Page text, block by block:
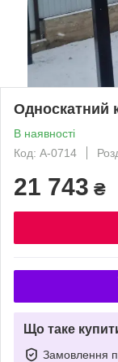
Односкатний
В наявності
Код: А-0714
21 743 ₴
Що таке
Замовлення